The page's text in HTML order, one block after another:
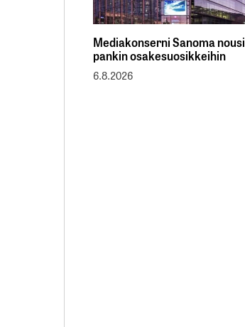
Mediakonserni Sanoma nousi
pankin osakesuosikkeihin
6.8.2026